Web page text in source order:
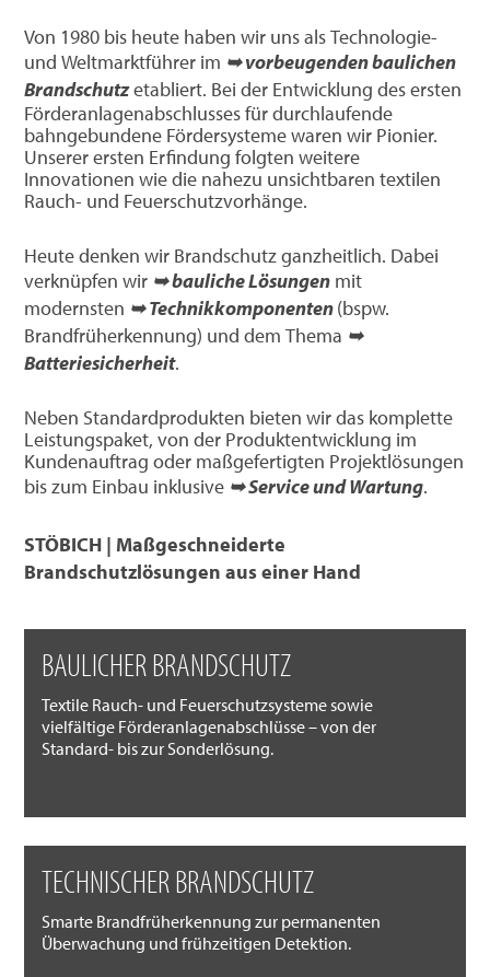
Von 1980 bis heute haben wir uns als Technologie-
und Weltmarktführer im ➥ vorbeugenden baulichen
Brandschutzetabliert. Bei der Entwicklung des ersten
Förderanlagenabschlusses für durchlaufende
bahngebundene Fördersysteme waren wir Pionier.
Unserer ersten Erfindung folgten weitere
Innovationen wie die nahezu unsichtbaren textilen
Rauch- und Feuerschutzvorhänge.
Heute denken wir Brandschutz ganzheitlich. Dabei
verknüpfen wir ➥ bauliche Lösungen mit
modernsten ➥ Technikkomponenten(bspw.
Brandfrüherkennung) und dem Thema ➥
Batteriesicherheit.
Neben Standardprodukten bieten wir das komplette
Leistungspaket, von der Produktentwicklung im
Kundenauftrag oder maßgefertigten Projektlösungen
bis zum Einbau inklusive ➥ Service und Wartung.
STÖBICH | Maßgeschneiderte
Brandschutzlösungen aus einer Hand
BAULICHER BRANDSCHUTZ
Textile Rauch- und Feuerschutzsysteme sowie
vielfältige Förderanlagenabschlüsse – von der
Standard- bis zur Sonderlösung.
TECHNISCHER BRANDSCHUTZ
Smarte Brandfrüherkennung zur permanenten
Überwachung und frühzeitigen Detektion.